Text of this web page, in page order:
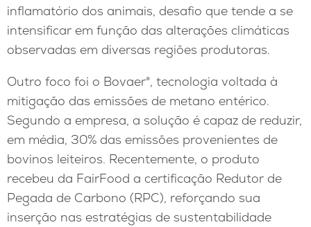
inflamatório dos animais, desafio que tende a se
intensificar em função das alterações climáticas
observadas em diversas regiões produtoras.
Outro foco foi o Bovaer®, tecnologia voltada à
mitigação das emissões de metano entérico.
Segundo a empresa, a solução é capaz de reduzir,
em média, 30% das emissões provenientes de
bovinos leiteiros. Recentemente, o produto
recebeu da FairFood a certificação Redutor de
Pegada de Carbono (RPC), reforçando sua
inserção nas estratégias de sustentabilidade